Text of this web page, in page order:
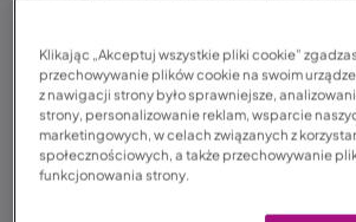
Europejska Karta Ubezpieczenia
to dokument, który umożliwia
opieki zdrowotnej w trakcie
w krajach Unii Europejskiej, Islandii,
Klikając „Akceptuj wszystkie pliki cookie”
przechowywanie plików cookie na swoim
z nawigacji strony było sprawniejsze,
strony, personalizowanie reklam, wsparcie
marketingowych, w celach związanych z
społecznościowych, a także przechowywanie
funkcjonowania strony.